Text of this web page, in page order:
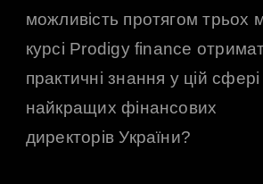
можливість протягом трьох
курсі Prodigy finance
практичні знання у цій
найкращих фінансових
директорів України?